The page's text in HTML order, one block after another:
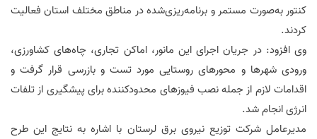
کنتور به‌صورت مستمر و برنامه‌ریزی‌شده در مناطق مختلف استان فعالیت
کردند.
وی افزود: در جریان اجرای این مانور، اماکن تجاری، چاه‌های کشاورزی،
ورودی شهرها و محورهای روستایی مورد تست و بازرسی قرار گرفت و
اقدامات لازم از جمله نصب فیوزهای محدودکننده برای پیشگیری از تلفات
انرژی انجام شد.
مدیرعامل شرکت توزیع نیروی برق لرستان با اشاره به نتایج این طرح